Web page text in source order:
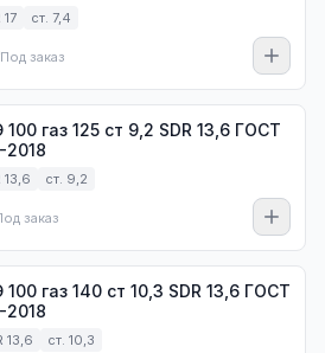
17 ст. 7,4
Под заказ
газ 125 ст 9,2 SDR 13,6 ГОСТ
2018
13,6 ст. 9,2
заказ
газ 140 ст 10,3 SDR 13,6 ГОСТ
2018
13,6 ст. 10,3